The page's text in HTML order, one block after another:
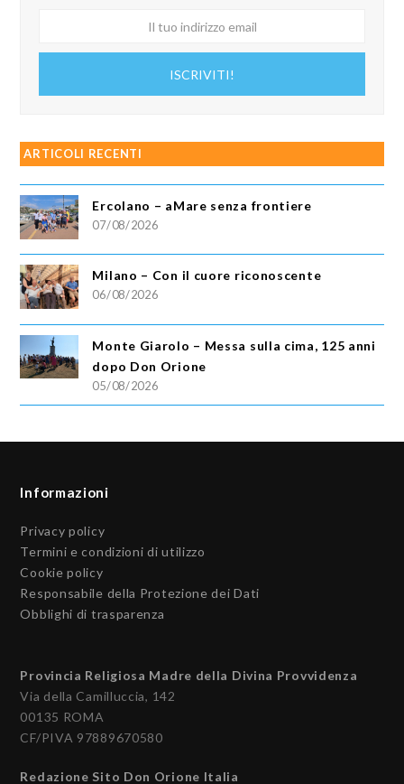
ISCRIVITI!
ARTICOLI RECENTI
Ercolano – aMare senza frontiere
07/08/2026
Milano – Con il cuore riconoscente
06/08/2026
Monte Giarolo – Messa sulla cima, 125 anni
dopo Don Orione
05/08/2026
Informazioni
Privacy policy
Termini e condizioni di utilizzo
Cookie policy
Responsabile della Protezione dei Dati
Obblighi di trasparenza
Provincia Religiosa Madre della Divina Provvidenza
Via della Camilluccia, 142
00135 ROMA
CF/PIVA 97889670580
Redazione Sito Don Orione Italia